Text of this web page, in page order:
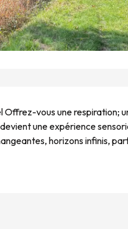
Offrez-vous une respiration;
une expérience
horizons infinis,